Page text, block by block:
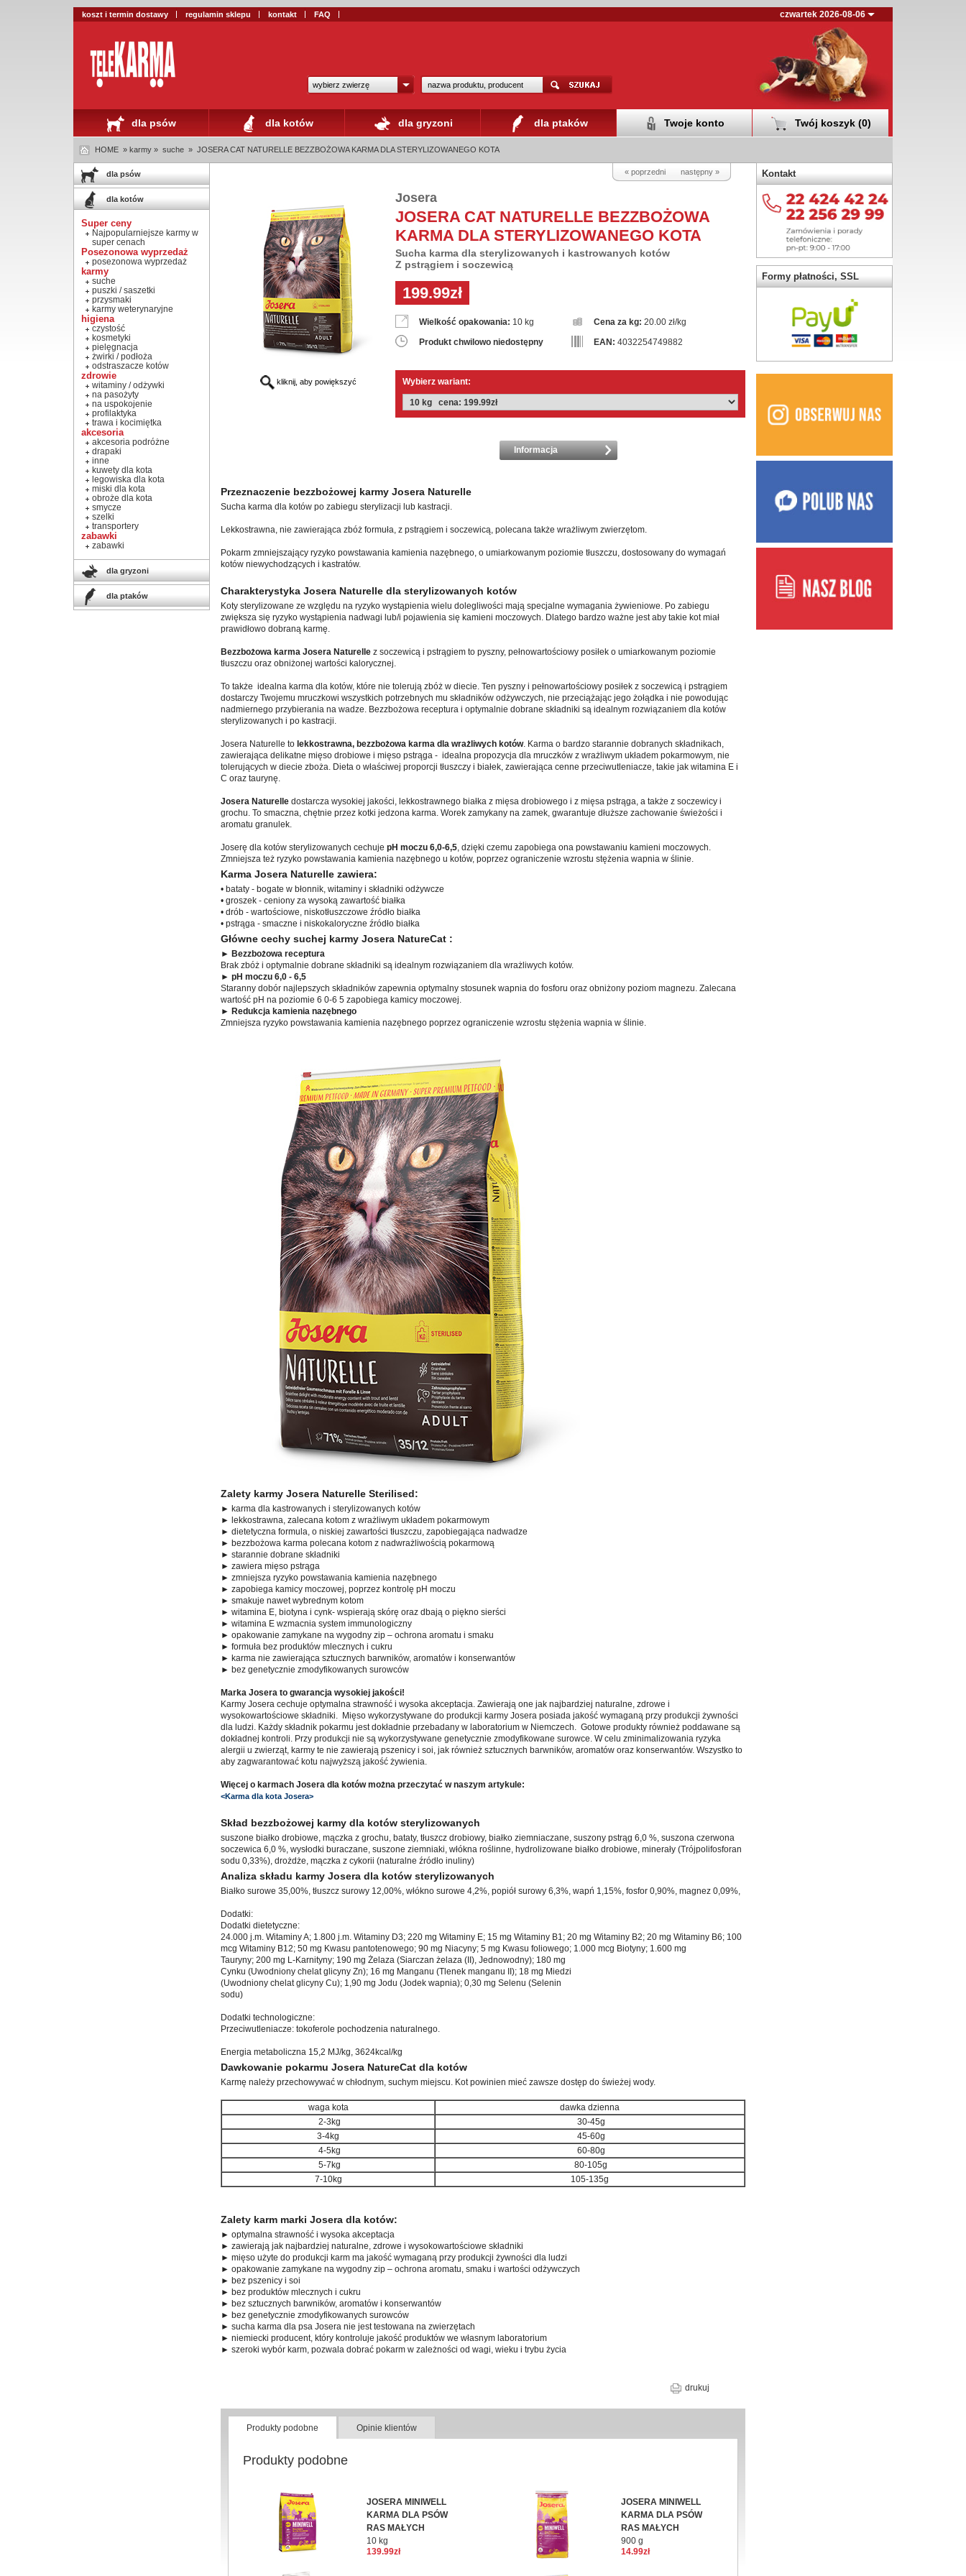
koszt i termin dostawy regulamin sklepu kontakt FAQ czwartek 2026-08-06
wybierz zwierzę
dla psów dla kotów dla gryzoni dla ptaków Twoje konto Twój koszyk (0)
HOME » karmy » suche » JOSERA CAT NATURELLE BEZZBOŻOWA KARMA DLA STERYLIZOWANEGO KOTA
dla psów
dla kotów
Super ceny
Najpopularniejsze karmy w
super cenach
Posezonowa wyprzedaż
posezonowa wyprzedaż
karmy
suche
puszki / saszetki
przysmaki
karmy weterynaryjne
higiena
czystość
kosmetyki
pielęgnacja
żwirki / podłoża
odstraszacze kotów
zdrowie
witaminy / odżywki
na pasożyty
na uspokojenie
profilaktyka
trawa i kocimiętka
akcesoria
akcesoria podróżne
drapaki
inne
kuwety dla kota
legowiska dla kota
miski dla kota
obroże dla kota
smycze
szelki
transportery
zabawki
zabawki
dla gryzoni
dla ptaków
« poprzedni następny »
kliknij, aby powiększyć
Josera
JOSERA CAT NATURELLE BEZZBOŻOWA
KARMA DLA STERYLIZOWANEGO KOTA
Sucha karma dla sterylizowanych i kastrowanych kotów
Z pstrągiem i soczewicą
199.99zł
Wielkość opakowania: 10 kg Cena za kg: 20.00 zł/kg
Produkt chwilowo niedostępny
EAN: 4032254749882
Wybierz wariant:
Informacja
Przeznaczenie bezzbożowej karmy Josera Naturelle
Sucha karma dla kotów po zabiegu sterylizacji lub kastracji.
Lekkostrawna, nie zawierająca zbóż formuła, z pstrągiem i soczewicą, polecana także wrażliwym zwierzętom.
Pokarm zmniejszający ryzyko powstawania kamienia nazębnego, o umiarkowanym poziomie tłuszczu, dostosowany do wymagań
kotów niewychodzących i kastratów.
Charakterystyka Josera Naturelle dla sterylizowanych kotów
Koty sterylizowane ze względu na ryzyko wystąpienia wielu dolegliwości mają specjalne wymagania żywieniowe. Po zabiegu
zwiększa się ryzyko wystąpienia nadwagi lub/i pojawienia się kamieni moczowych. Dlatego bardzo ważne jest aby takie kot miał
prawidłowo dobraną karmę.
Bezzbożowa karma Josera Naturelle z soczewicą i pstrągiem to pyszny, pełnowartościowy posiłek o umiarkowanym poziomie
tłuszczu oraz obniżonej wartości kalorycznej.
To także idealna karma dla kotów, które nie tolerują zbóż w diecie. Ten pyszny i pełnowartościowy posiłek z soczewicą i pstrągiem
dostarczy Twojemu mruczkowi wszystkich potrzebnych mu składników odżywczych, nie przeciążając jego żołądka i nie powodując
nadmiernego przybierania na wadze. Bezzbożowa receptura i optymalnie dobrane składniki są idealnym rozwiązaniem dla kotów
sterylizowanych i po kastracji.
Josera Naturelle to lekkostrawna, bezzbożowa karma dla wrażliwych kotów. Karma o bardzo starannie dobranych składnikach,
zawierająca delikatne mięso drobiowe i mięso pstrąga - idealna propozycja dla mruczków z wrażliwym układem pokarmowym, nie
tolerujących w diecie zboża. Dieta o właściwej proporcji tłuszczy i białek, zawierająca cenne przeciwutleniacze, takie jak witamina E i
C oraz taurynę.
Josera Naturelle dostarcza wysokiej jakości, lekkostrawnego białka z mięsa drobiowego i z mięsa pstrąga, a także z soczewicy i
grochu. To smaczna, chętnie przez kotki jedzona karma. Worek zamykany na zamek, gwarantuje dłuższe zachowanie świeżości i
aromatu granulek.
Joserę dla kotów sterylizowanych cechuje pH moczu 6,0-6,5, dzięki czemu zapobiega ona powstawaniu kamieni moczowych.
Zmniejsza też ryzyko powstawania kamienia nazębnego u kotów, poprzez ograniczenie wzrostu stężenia wapnia w ślinie.
Karma Josera Naturelle zawiera:
• bataty - bogate w błonnik, witaminy i składniki odżywcze
• groszek - ceniony za wysoką zawartość białka
• drób - wartościowe, niskotłuszczowe źródło białka
• pstrąga - smaczne i niskokaloryczne źródło białka
Główne cechy suchej karmy Josera NatureCat :
► Bezzbożowa receptura
Brak zbóż i optymalnie dobrane składniki są idealnym rozwiązaniem dla wrażliwych kotów.
► pH moczu 6,0 - 6,5
Staranny dobór najlepszych składników zapewnia optymalny stosunek wapnia do fosforu oraz obniżony poziom magnezu. Zalecana
wartość pH na poziomie 6 0-6 5 zapobiega kamicy moczowej.
► Redukcja kamienia nazębnego
Zmniejsza ryzyko powstawania kamienia nazębnego poprzez ograniczenie wzrostu stężenia wapnia w ślinie.
Zalety karmy Josera Naturelle Sterilised:
► karma dla kastrowanych i sterylizowanych kotów
► lekkostrawna, zalecana kotom z wrażliwym układem pokarmowym
► dietetyczna formula, o niskiej zawartości tłuszczu, zapobiegająca nadwadze
► bezzbożowa karma polecana kotom z nadwrażliwością pokarmową
► starannie dobrane składniki
► zawiera mięso pstrąga
► zmniejsza ryzyko powstawania kamienia nazębnego
► zapobiega kamicy moczowej, poprzez kontrolę pH moczu
► smakuje nawet wybrednym kotom
► witamina E, biotyna i cynk- wspierają skórę oraz dbają o piękno sierści
► witamina E wzmacnia system immunologiczny
► opakowanie zamykane na wygodny zip – ochrona aromatu i smaku
► formuła bez produktów mlecznych i cukru
► karma nie zawierająca sztucznych barwników, aromatów i konserwantów
► bez genetycznie zmodyfikowanych surowców
Marka Josera to gwarancja wysokiej jakości!
Karmy Josera cechuje optymalna strawność i wysoka akceptacja. Zawierają one jak najbardziej naturalne, zdrowe i
wysokowartościowe składniki. Mięso wykorzystywane do produkcji karmy Josera posiada jakość wymaganą przy produkcji żywności
dla ludzi. Każdy składnik pokarmu jest dokładnie przebadany w laboratorium w Niemczech. Gotowe produkty również poddawane są
dokładnej kontroli. Przy produkcji nie są wykorzystywane genetycznie zmodyfikowane surowce. W celu zminimalizowania ryzyka
alergii u zwierząt, karmy te nie zawierają pszenicy i soi, jak również sztucznych barwników, aromatów oraz konserwantów. Wszystko to
aby zagwarantować kotu najwyższą jakość żywienia.
Więcej o karmach Josera dla kotów można przeczytać w naszym artykule:
<Karma dla kota Josera>
Skład bezzbożowej karmy dla kotów sterylizowanych
suszone białko drobiowe, mączka z grochu, bataty, tłuszcz drobiowy, białko ziemniaczane, suszony pstrąg 6,0 %, suszona czerwona
soczewica 6,0 %, wysłodki buraczane, suszone ziemniaki, włókna roślinne, hydrolizowane białko drobiowe, minerały (Trójpolifosforan
sodu 0,33%), drożdże, mączka z cykorii (naturalne źródło inuliny)
Analiza składu karmy Josera dla kotów sterylizowanych
Białko surowe 35,00%, tłuszcz surowy 12,00%, włókno surowe 4,2%, popiół surowy 6,3%, wapń 1,15%, fosfor 0,90%, magnez 0,09%,
Dodatki:
Dodatki dietetyczne:
24.000 j.m. Witaminy A; 1.800 j.m. Witaminy D3; 220 mg Witaminy E; 15 mg Witaminy B1; 20 mg Witaminy B2; 20 mg Witaminy B6; 100
mcg Witaminy B12; 50 mg Kwasu pantotenowego; 90 mg Niacyny; 5 mg Kwasu foliowego; 1.000 mcg Biotyny; 1.600 mg
Tauryny; 200 mg L-Karnityny; 190 mg Żelaza (Siarczan żelaza (II), Jednowodny); 180 mg
Cynku (Uwodniony chelat glicyny Zn); 16 mg Manganu (Tlenek manganu II); 18 mg Miedzi
(Uwodniony chelat glicyny Cu); 1,90 mg Jodu (Jodek wapnia); 0,30 mg Selenu (Selenin
sodu)
Dodatki technologiczne:
Przeciwutleniacze: tokoferole pochodzenia naturalnego.
Energia metaboliczna 15,2 MJ/kg, 3624kcal/kg
Dawkowanie pokarmu Josera NatureCat dla kotów
Karmę należy przechowywać w chłodnym, suchym miejscu. Kot powinien mieć zawsze dostęp do świeżej wody.
waga kota
dawka dzienna
2-3kg
30-45g
3-4kg
45-60g
4-5kg
60-80g
5-7kg
80-105g
7-10kg
105-135g
Zalety karm marki Josera dla kotów:
► optymalna strawność i wysoka akceptacja
► zawierają jak najbardziej naturalne, zdrowe i wysokowartościowe składniki
► mięso użyte do produkcji karm ma jakość wymaganą przy produkcji żywności dla ludzi
► opakowanie zamykane na wygodny zip – ochrona aromatu, smaku i wartości odżywczych
► bez pszenicy i soi
► bez produktów mlecznych i cukru
► bez sztucznych barwników, aromatów i konserwantów
► bez genetycznie zmodyfikowanych surowców
► sucha karma dla psa Josera nie jest testowana na zwierzętach
► niemiecki producent, który kontroluje jakość produktów we własnym laboratorium
► szeroki wybór karm, pozwala dobrać pokarm w zależności od wagi, wieku i trybu życia
drukuj
Produkty podobne Opinie klientów
Produkty podobne
JOSERA MINIWELL
KARMA DLA PSÓW
RAS MAŁYCH
10 kg
139.99zł
JOSERA MINIWELL
KARMA DLA PSÓW
RAS MAŁYCH
900 g
14.99zł
Kontakt
Formy płatności, SSL